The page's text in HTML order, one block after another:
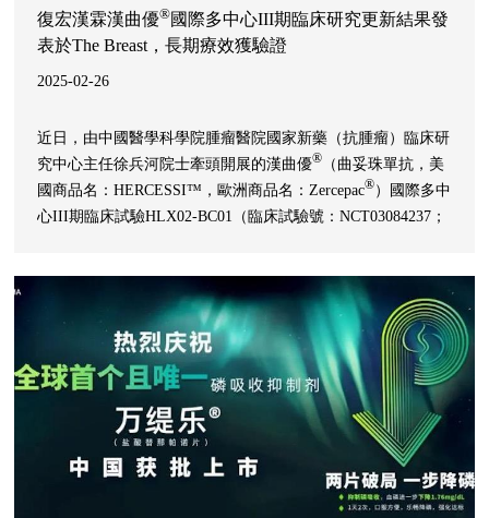
復宏漢霖漢曲優®國際多中心III期臨床研究更新結果發
表於The Breast，長期療效獲驗證
2025-02-26
近日，由中國醫學科學院腫瘤醫院國家新藥（抗腫瘤）臨床研
究中心主任徐兵河院士牽頭開展的漢曲優®
（曲妥珠單抗，美
國商品名：HERCESSI™，歐洲商品名：Zercepac®）國際多中
心III期臨床試驗HLX02-BC01（臨床試驗號：NCT03084237；
與原研曲妥珠單抗在未經系統治療的HER2陽性轉移性乳腺癌
患者中具有相似的長期療效、安全性和免疫原性，進一步驗證
了其臨床等效性。